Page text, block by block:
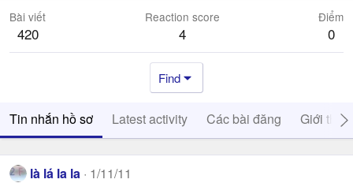
Bài viết
420
Reaction score
4
Điểm
0
Find
Tin nhắn hồ sơ Latest activity Các bài đăng Giới thiệu
là lá la la 1/11/11